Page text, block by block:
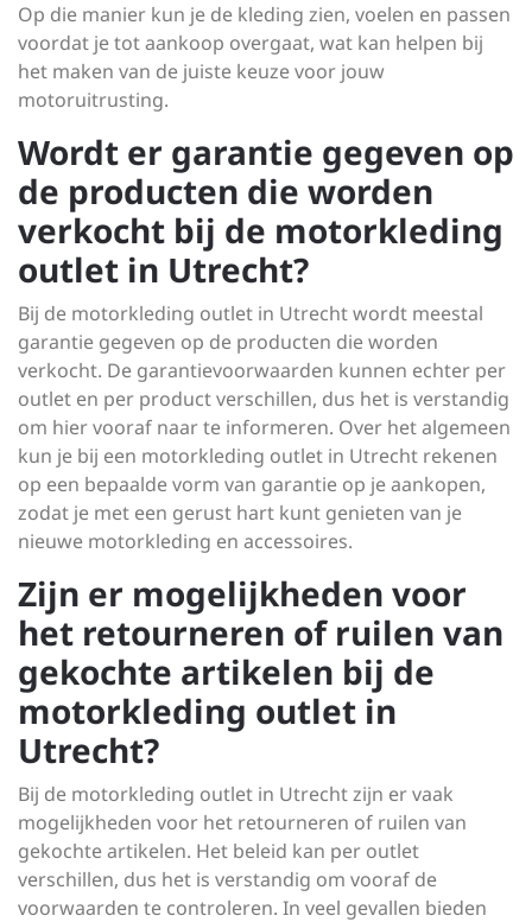
Op die manier kun je de kleding zien, voelen en passen
voordat je tot aankoop overgaat, wat kan helpen bij
het maken van de juiste keuze voor jouw
motoruitrusting.
Wordt er garantie gegeven op
de producten die worden
verkocht bij de motorkleding
outlet in Utrecht?
Bij de motorkleding outlet in Utrecht wordt meestal
garantie gegeven op de producten die worden
verkocht. De garantievoorwaarden kunnen echter per
outlet en per product verschillen, dus het is verstandig
om hier vooraf naar te informeren. Over het algemeen
kun je bij een motorkleding outlet in Utrecht rekenen
op een bepaalde vorm van garantie op je aankopen,
zodat je met een gerust hart kunt genieten van je
nieuwe motorkleding en accessoires.
Zijn er mogelijkheden voor
het retourneren of ruilen van
gekochte artikelen bij de
motorkleding outlet in
Utrecht?
Bij de motorkleding outlet in Utrecht zijn er vaak
mogelijkheden voor het retourneren of ruilen van
gekochte artikelen. Het beleid kan per outlet
verschillen, dus het is verstandig om vooraf de
voorwaarden te controleren. In veel gevallen bieden